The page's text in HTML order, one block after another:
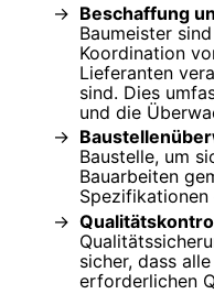
Beschaffung
Baumeister
Koordination
Lieferanten
sind. Dies
und die
Baustelle, um
Bauarbeiten
sicher, dass
erforderlichen